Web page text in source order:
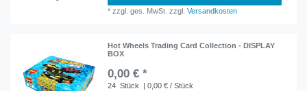
*zzgl. ges. MwSt. zzgl.Versandkosten
Hot Wheels Trading Card Collection - DISPLAY
BOX
0,00 € *
24 Stück | 0,00 € / Stück